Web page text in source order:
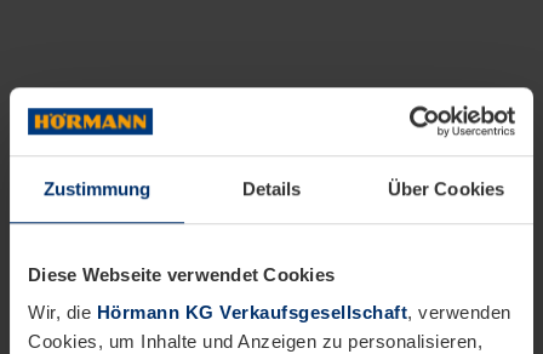
Zustimmung Details Über Cookies
Diese Webseite verwendet Cookies
Wir, die Hörmann KG Verkaufsgesellschaft, verwenden
Cookies, um Inhalte und Anzeigen zu personalisieren,